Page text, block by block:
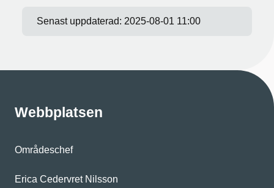
Senast uppdaterad: 2025-08-01 11:00
Webbplatsen
Områdeschef
Erica Cedervret Nilsson